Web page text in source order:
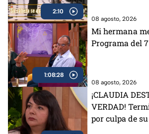
2:10
08 agosto, 2026
1:08:28
Mi hermana
Programa del
08 agosto, 2026
¡CLAUDIA
VERDAD!
por culpa de